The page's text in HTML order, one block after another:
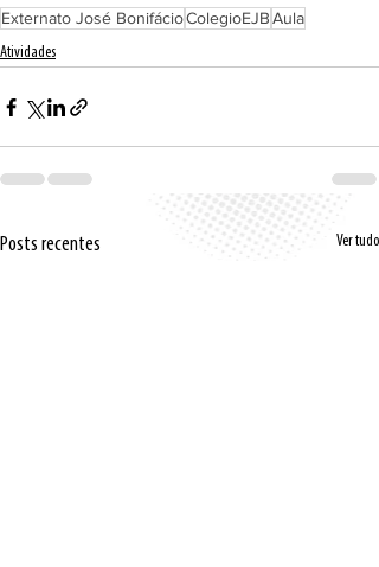
Externato José BonifácioColegioEJBAula
Atividades
Posts recentes Ver tudo